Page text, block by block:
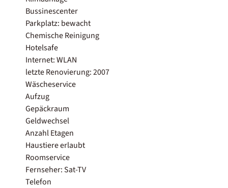
Bussinescenter
Parkplatz: bewacht
Chemische Reinigung
Hotelsafe
Internet: WLAN
letzte Renovierung: 2007
Wäscheservice
Aufzug
Gepäckraum
Geldwechsel
Anzahl Etagen
Haustiere erlaubt
Roomservice
Fernseher: Sat-TV
Telefon